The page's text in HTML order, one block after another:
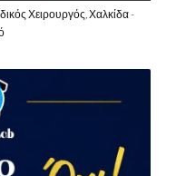
Χειρουργός, Χαλκίδα -